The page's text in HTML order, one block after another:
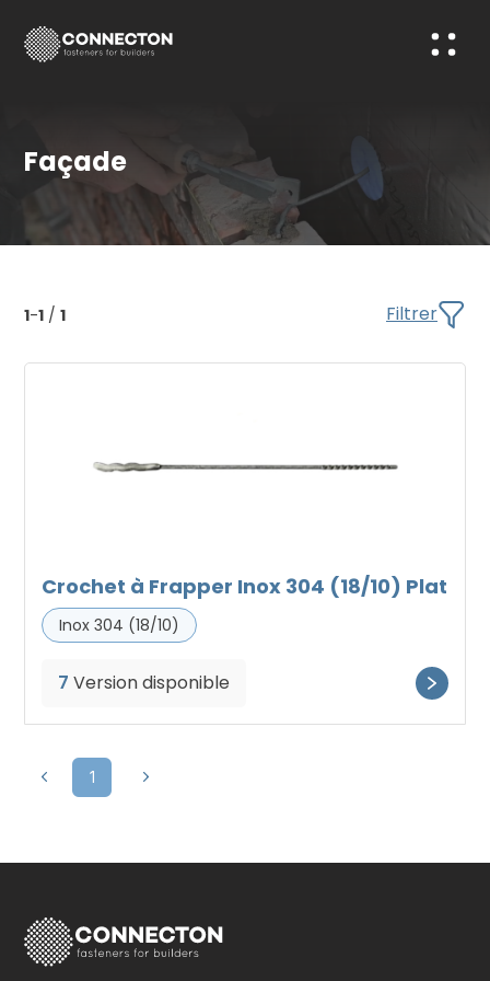
Façade
1-1 / 1 Filtrer
Crochet à Frapper Inox 304 (18/10) Plat
Inox 304 (18/10)
7 Version disponible
1